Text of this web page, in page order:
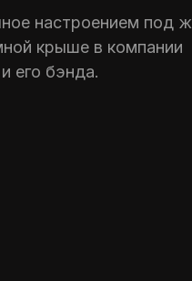
настроением под
крыше в компании
его бэнда.